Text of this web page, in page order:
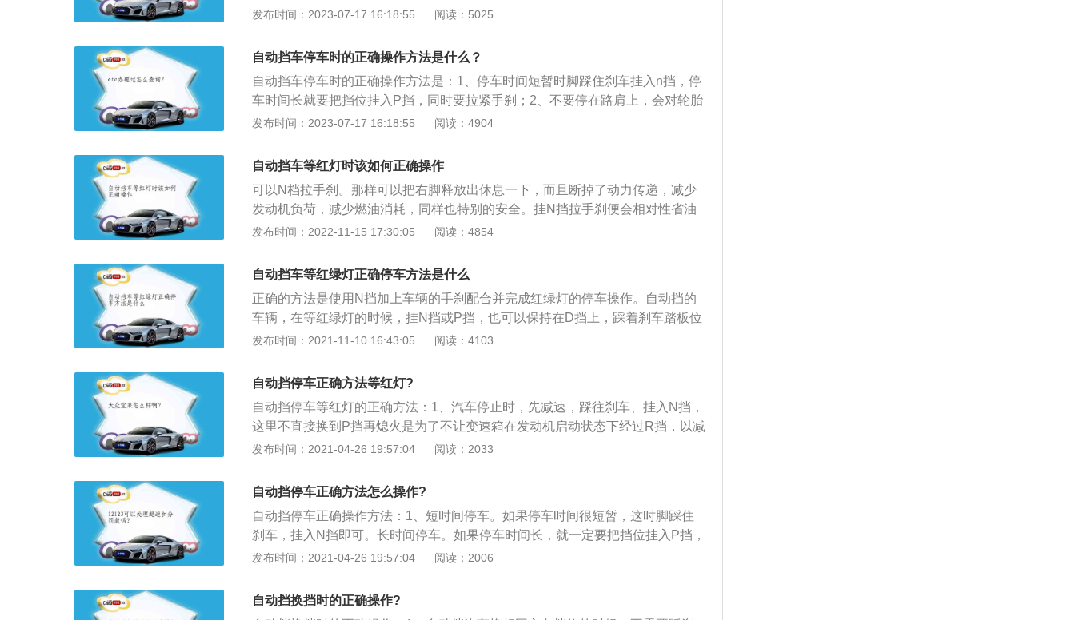
一方法是直接不挂挡踩刹车，这种适合短暂性停车。汽车在等待红绿灯，根据不
仍保持在D挡里，绿灯后就可以直接开车，不用重新启动，部分车辆还会配置自
动启停功能，该功能主要是提高车辆行驶安全性，当系统感应到车主需要停车
时，自动启停装置就会开启，把发动机熄火。
发布时间：2023-07-17 16:18:55 阅读：5025
自动挡车停车时的正确操作方法是什么？
自动挡车停车时的正确操作方法是：1、停车时间短暂时脚踩住刹车挂入n挡，停
车时间长就要把挡位挂入P挡，同时要拉紧手刹；2、不要停在路肩上，会对轮胎
和悬挂造成冲击，速度越快冲击越大；3、避免停在坡上，当车身两边受力不均
力消失，发动机功率降低，如只挂n挡，车容易溜坡，正确的做法是用n挡和脚刹
或者n挡和手刹来短时间停车。
发布时间：2023-07-17 16:18:55 阅读：4904
自动挡车等红灯时该如何正确操作
可以N档拉手刹。那样可以把右脚释放出休息一下，而且断掉了动力传递，减少
发动机负荷，减少燃油消耗，同样也特别的安全。挂N挡拉手刹便会相对性省油
一些，因为这时候变速箱中的液力变矩器中的被动轮是处于空转状态，不容易提
如果是30秒以的等待时间，建议D挡踩刹车。因为时间非常短往返换档更为不
便，而且省不了多少油，经常换档实际操作会提高离合器变速箱磨损。在自动挡
车泊车时的注意事项：最先要找一个相对性平整的路面踩刹车，紧接着拉手刹，
挂P挡，紧接着脚刹车抬起，关钥匙门熄火。那样做有两个益处，一个是能防止
机械锁别死，二是在拉手刹车、没挂P挡前，车辆的发动机和变速箱是自然状
务必使用手刹，否则会毁坏自动变速器的锁止机构。P挡和N挡的差别还取决于，
P挡时变速箱有齿轮咬合，它不但用以泊车，而且会协助车辆制动，在泊车后一
定要将挡位推到P挡，切不挂在N挡单是借助手刹来制动。特别在有坡度的地方泊
发布时间：2022-11-15 17:30:05 阅读：4854
自动挡车等红绿灯正确停车方法是什么
正确的方法是使用N挡加上车辆的手刹配合并完成红绿灯的停车操作。自动挡的
车辆，在等红绿灯的时候，挂N挡或P挡，也可以保持在D挡上，踩着刹车踏板位
置不动。这三种方式都不会对车辆造成过多的伤害。 但是在行车安全的角度上是
于自动档的车辆，车辆仍然会有向前滑倒的危险。所以在等红绿灯的时候，建议
可以使用汽车的安全的驻车方式，踩住刹车拉起手刹，防止出现车辆溜车，然后
挂入N挡，防止发生意外松开刹车踏板，导致车辆不断向前冲，影响正常的交通
秩序。因此，驾车上路确保行驶安全问题的最好的办法就是学会养成安全的操作
习惯。
发布时间：2021-11-10 16:43:05 阅读：4103
自动挡停车正确方法等红灯?
自动挡停车等红灯的正确方法：1、汽车停止时，先减速，踩往刹车、挂入N挡，
这里不直接换到P挡再熄火是为了不让变速箱在发动机启动状态下经过R挡，以减
少一次冲击；2、熄火，这时电不会断，因为没挂入P挡，钥匙拔不下来的；3、
再换至P挡，以免力量作用在P挡上；4、断电，拔钥匙。
发布时间：2021-04-26 19:57:04 阅读：2033
自动挡停车正确方法怎么操作?
自动挡停车正确操作方法：1、短时间停车。如果停车时间很短暂，这时脚踩住
刹车，挂入N挡即可。长时间停车。如果停车时间长，就一定要把挡位挂入P挡，
同时要拉紧手刹；2、停车位的选择。不要停在路肩上，这样会对轮胎、悬挂造
轮胎着力不均匀，对轮胎损害很大；3、避免停在坡上。当车身两边受力不均匀
时，会造成悬挂不同程度磨损，影响车身稳定性和乘坐舒适性。并且手刹受力更
发布时间：2021-04-26 19:57:04 阅读：2006
自动挡换挡时的正确操作?